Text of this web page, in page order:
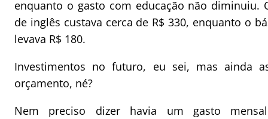
enquanto o gasto com educação não diminuiu.
de inglês custava cerca de R$ 330, enquanto o
levava R$ 180.
Investimentos no futuro, eu sei, mas ainda
orçamento, né?
Nem preciso dizer havia um gasto